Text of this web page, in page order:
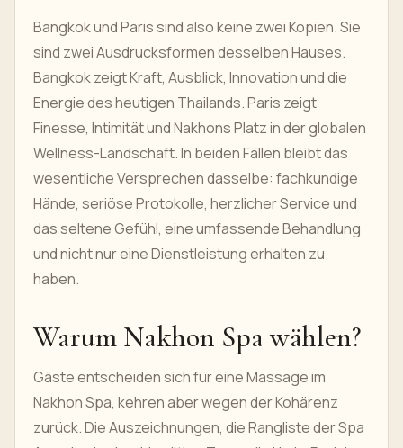
Bangkok und Paris sind also keine zwei Kopien. Sie
sind zwei Ausdrucksformen desselben Hauses.
Bangkok zeigt Kraft, Ausblick, Innovation und die
Energie des heutigen Thailands. Paris zeigt
Finesse, Intimität und Nakhons Platz in der globalen
Wellness-Landschaft. In beiden Fällen bleibt das
wesentliche Versprechen dasselbe: fachkundige
Hände, seriöse Protokolle, herzlicher Service und
das seltene Gefühl, eine umfassende Behandlung
und nicht nur eine Dienstleistung erhalten zu
haben.
Warum Nakhon Spa wählen?
Gäste entscheiden sich für eine Massage im
Nakhon Spa, kehren aber wegen der Kohärenz
zurück. Die Auszeichnungen, die Rangliste der Spa